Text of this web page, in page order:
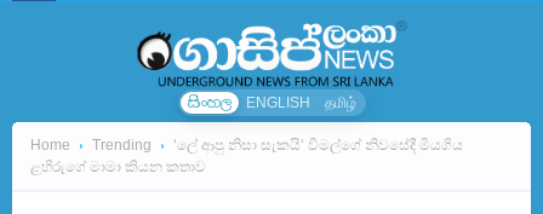
සිංහල ENGLISH தமிழ்
Home Trending
‘ලේ ආපු නිසා සැකයි‘ විමල්ගේ නිවසේදී මියගිය
ළහිරුගේ මාමා කියන කතාව